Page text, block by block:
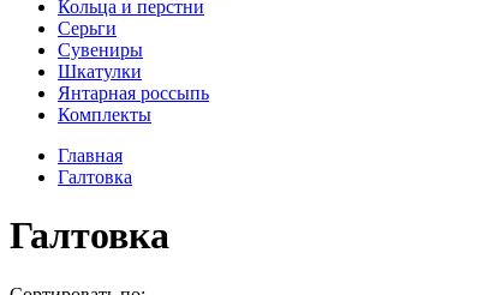
Кольца и перстни
Серьги
Сувениры
Шкатулки
Янтарная россыпь
Комплекты
Главная
Галтовка
Галтовка